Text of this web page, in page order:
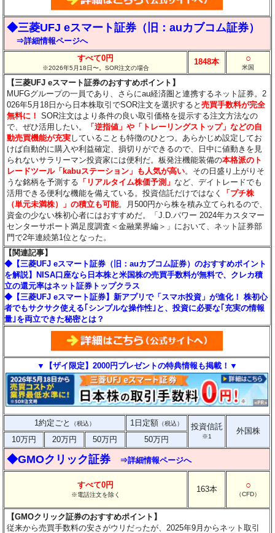
◆三菱UFJ eスマート証券（旧：auカブコム証券）
⇒詳細情報ページへ
すべて0円
※2026年5月18日〜。SOR注文の場合
1848本 ○
米国
【三菱UFJ eスマート証券のおすすめポイント】
MUFGグループの一員であり、さらにau経済圏と連携するネット証券。2
026年5月18日から日本株取引でSOR注文を選択すると売買手数料が完全
無料に！ SOR注文はより条件の良い取引価格を提示する注文方法なの
で、ぜひ活用したい。
「逆指値」や「トレーリングストップ」などの自
動売買機能が充実していることも特徴のひとつ。あらかじめ設定してお
けば自動的に購入や利益確定、損切りができるので、日中に値動きを見
られないサラリーマン投資家には便利だ。板発注機能装備の本格派のト
レードツール「kabuステーション」も人気が高い。その日盛り上がりそ
うな銘柄を予測する 「リアルタイム株価予測」 など、デイトレードでも
活用できる便利な機能を備えている。投資信託だけではなく
「プチ株
（単元未満株）」の積立も可能。月500円から株を積み立てられるので、
資金の少ない株初心者にはおすすめだ。「J.D.パワー 2024年カスタマー
センターサポート満足度調査＜金融業界編＞」において、ネット証券部
門で2年連続第1位となった。
【関連記事】
◆【三菱UFJ eスマート証券（旧：auカブコム証券）のおすすめポイント
を解説】NISA口座なら日本株と米国株の売買手数料が無料で、クレカ積
立の還元率はネット証券トップクラス
◆【三菱UFJ eスマート証券】新アプリで「スマホ投資」が進化！ 株初心
者でもサクサク使える｢シンプルな操作性｣と、投資に必要な｢充実の情報
量｣を両立できた秘密とは？
▼【ザイ限定】2000円プレゼントの特典情報も掲載！▼
1約定ごと （税込） 1日定額 （税込） 投資信託
※1
外国株
10万円
20万円 50万円 50万円
◆GMOクリック証券 ⇒詳細情報ページへ
すべて0円
※電話注文を除く
163本 ○
（CFD）
【GMOクリック証券のおすすめポイント】
従来から売買手数料の安さがウリだったが、2025年9月からネット取引